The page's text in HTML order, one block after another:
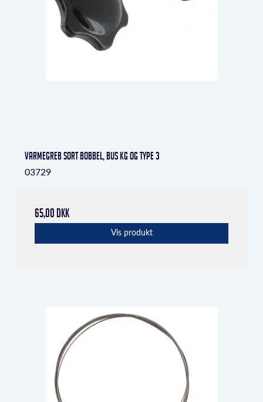
Varmegreb sort Bobbel, Bus KG og Type 3
03729
65,00 DKK
Vis produkt